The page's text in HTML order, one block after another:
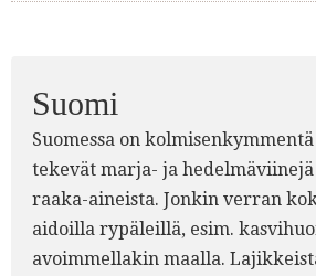
Suomi
Suomessa on
tekevät marja- ja
raaka-aineista. Jonkin verran
aidoilla rypäleillä, esim.
avoimmellakin maalla.